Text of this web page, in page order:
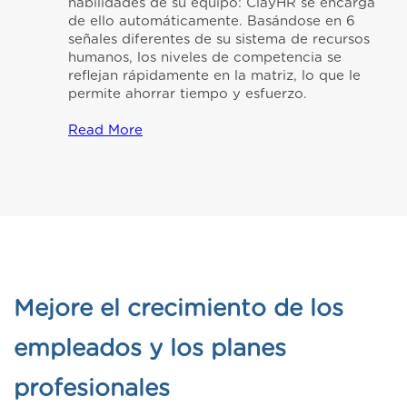
habilidades de su equipo: ClayHR se encarga
de ello automáticamente. Basándose en 6
señales diferentes de su sistema de recursos
humanos, los niveles de competencia se
reflejan rápidamente en la matriz, lo que le
permite ahorrar tiempo y esfuerzo.
Read More
Mejore el crecimiento de los
empleados y los planes
profesionales